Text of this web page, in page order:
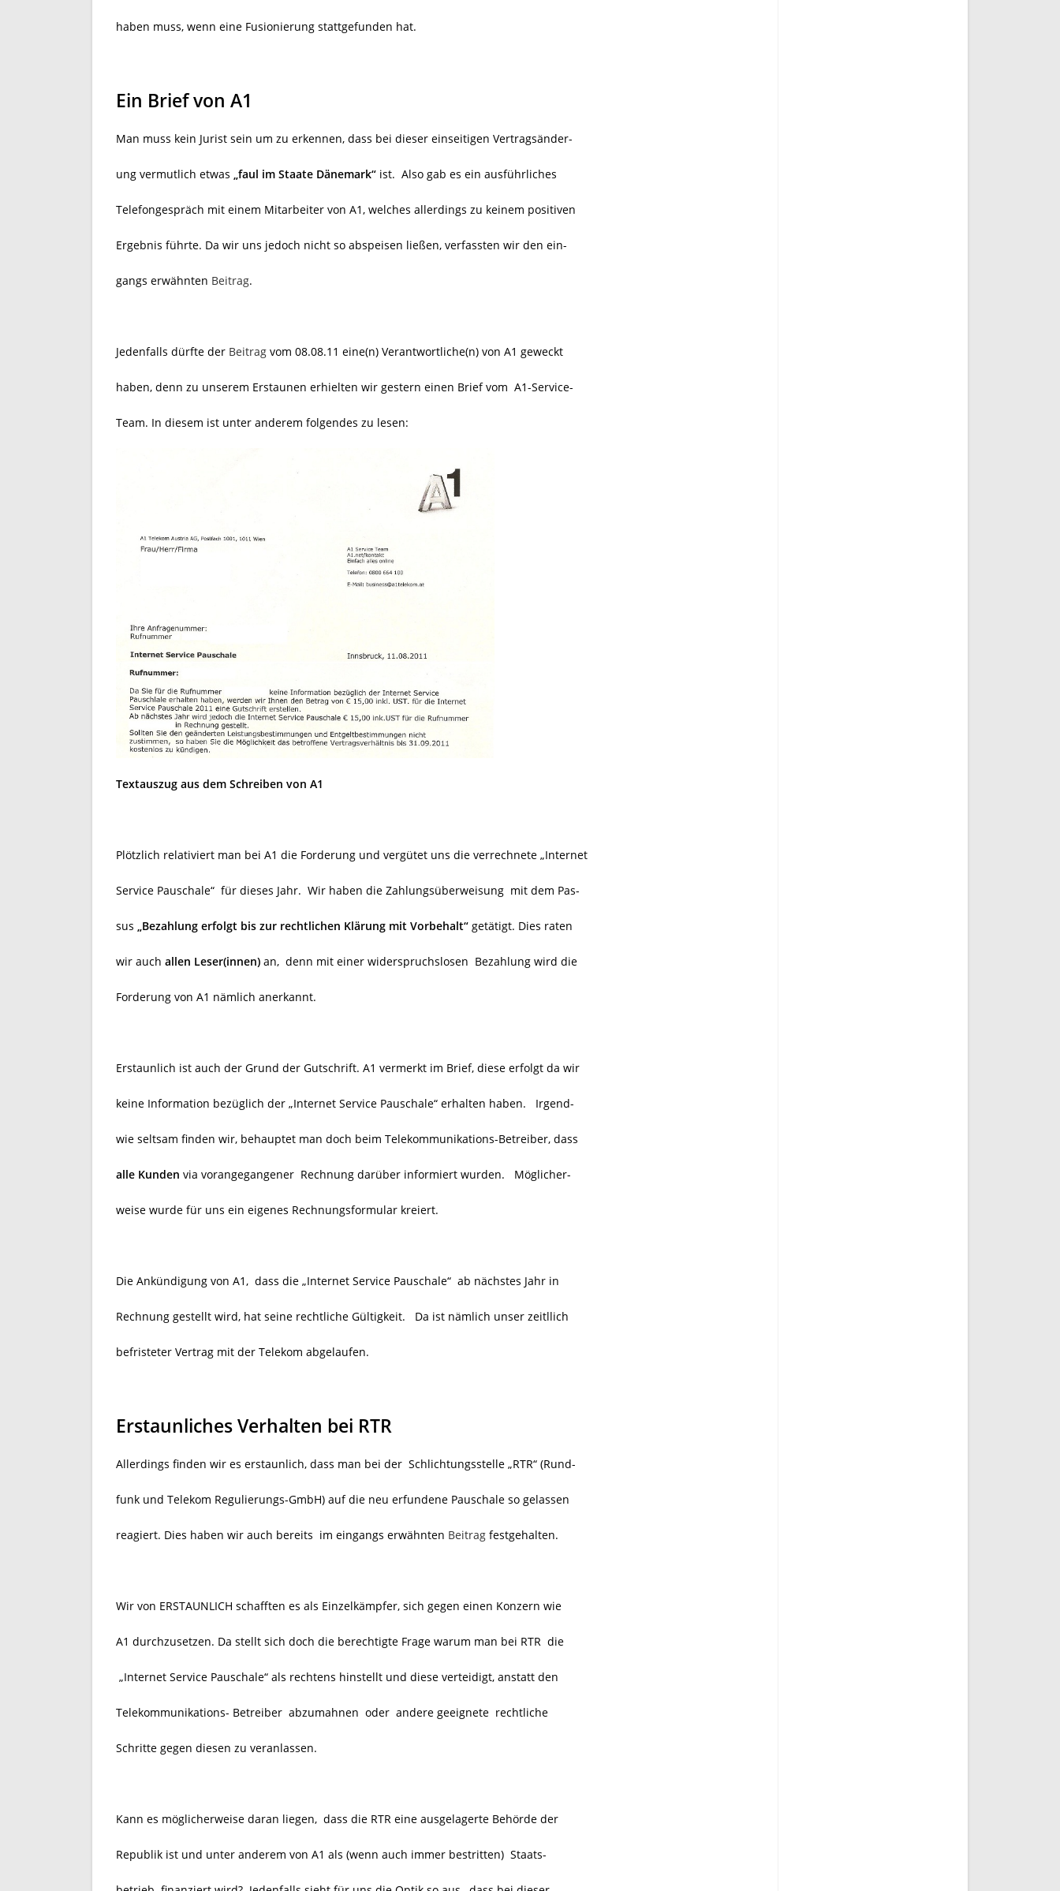
haben muss, wenn eine Fusionierung stattgefunden hat.
Ein Brief von A1
Man muss kein Jurist sein um zu erkennen, dass bei dieser einseitigen Vertragsänder-
ung vermutlich etwas „faul im Staate Dänemark“ ist. Also gab es ein ausführliches
Telefongespräch mit einem Mitarbeiter von A1, welches allerdings zu keinem positiven
Ergebnis führte. Da wir uns jedoch nicht so abspeisen ließen, verfassten wir den ein-
gangs erwähnten Beitrag.
Jedenfalls dürfte der Beitrag vom 08.08.11 eine(n) Verantwortliche(n) von A1 geweckt
haben, denn zu unserem Erstaunen erhielten wir gestern einen Brief vom A1-Service-
Team. In diesem ist unter anderem folgendes zu lesen:
Textauszug aus dem Schreiben von A1
Plötzlich relativiert man bei A1 die Forderung und vergütet uns die verrechnete „Internet
Service Pauschale“ für dieses Jahr. Wir haben die Zahlungsüberweisung mit dem Pas-
sus „Bezahlung erfolgt bis zur rechtlichen Klärung mit Vorbehalt“ getätigt. Dies raten
wir auch allen Leser(innen) an, denn mit einer widerspruchslosen Bezahlung wird die
Forderung von A1 nämlich anerkannt.
Erstaunlich ist auch der Grund der Gutschrift. A1 vermerkt im Brief, diese erfolgt da wir
keine Information bezüglich der „Internet Service Pauschale“ erhalten haben. Irgend-
wie seltsam finden wir, behauptet man doch beim Telekommunikations-Betreiber, dass
alle Kunden via vorangegangener Rechnung darüber informiert wurden. Möglicher-
weise wurde für uns ein eigenes Rechnungsformular kreiert.
Die Ankündigung von A1, dass die „Internet Service Pauschale“ ab nächstes Jahr in
Rechnung gestellt wird, hat seine rechtliche Gültigkeit. Da ist nämlich unser zeitllich
befristeter Vertrag mit der Telekom abgelaufen.
Erstaunliches Verhalten bei RTR
Allerdings finden wir es erstaunlich, dass man bei der Schlichtungsstelle „RTR“ (Rund-
funk und Telekom Regulierungs-GmbH) auf die neu erfundene Pauschale so gelassen
reagiert. Dies haben wir auch bereits im eingangs erwähnten Beitrag festgehalten.
Wir von ERSTAUNLICH schafften es als Einzelkämpfer, sich gegen einen Konzern wie
A1 durchzusetzen. Da stellt sich doch die berechtigte Frage warum man bei RTR die
„Internet Service Pauschale“ als rechtens hinstellt und diese verteidigt, anstatt den
Telekommunikations- Betreiber abzumahnen oder andere geeignete rechtliche
Schritte gegen diesen zu veranlassen.
Kann es möglicherweise daran liegen, dass die RTR eine ausgelagerte Behörde der
Republik ist und unter anderem von A1 als (wenn auch immer bestritten) Staats-